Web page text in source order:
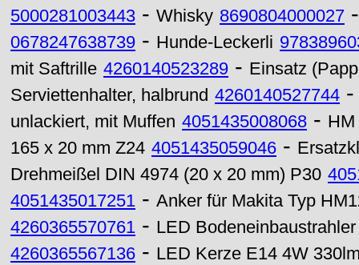
5000281003443 - Whisky 8690804000027
0678247638739 - Hunde-Leckerli
mit Saftrille 4260140523289 - Einsatz
Serviettenhalter, halbrund 4260140527744
unlackiert, mit Muffen 4051435008068 -
165 x 20 mm Z24 4051435059046 -
Drehmeißel DIN 4974 (20 x 20 mm) P30
4051435017251 - Anker für Makita Typ
4260365570761 - LED
4260365567136 - LED Kerze E14 4W